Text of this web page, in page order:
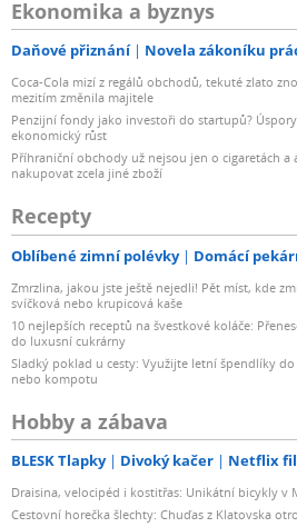
Ekonomika a byznys
Daňové přiznání Novela zákoníku
Coca-Cola mizí z regálů obchodů, tekuté zlato
mezitím změnila majitele
Penzijní fondy jako investoři do startupů?
ekonomický růst
Příhraniční obchody už nejsou jen o cigaretách
nakupovat zcela jiné zboží
Recepty
Oblíbené zimní polévky Domácí
Zmrzlina, jakou jste ještě nejedli! Pět míst, kde
svíčková nebo krupicová kaše
10 nejlepších receptů na švestkové koláče:
do luxusní cukrárny
Sladký poklad u cesty: Využijte letní špendlíky
nebo kompotu
Hobby a zábava
BLESK Tlapky Divoký kačer Netflix
Draisina, velocipéd i kostitřas: Unikátní bicykly v
Cestovní horečka šlechty: Chuďas z Klatovska